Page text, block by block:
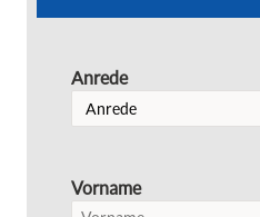
Anrede
Vorname